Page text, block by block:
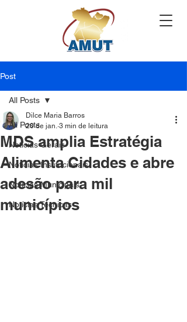
Post
All Posts
Notícias Gerais
Notícias Institucionais
Notícias Municipais
Notícias Técnicas
All Posts
MDS amplia Estratégia
Alimenta Cidades e abre
adesão para mil
municípios
Dilce Maria Barros
20 de jan. 3 min de leitura